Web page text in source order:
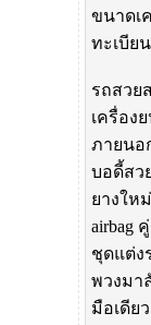
ขนาดเ
ทะเบีย
รถสวย
เครื่อง
ภายนอ
บอดี้สว
ยางให
airbag
ชุดแต่ง
พวงมา
มือเดีย